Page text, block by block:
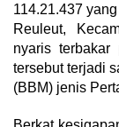
114.21.437
Reuleut,
nyaris terbakar
tersebut terjadi
(BBM) jenis